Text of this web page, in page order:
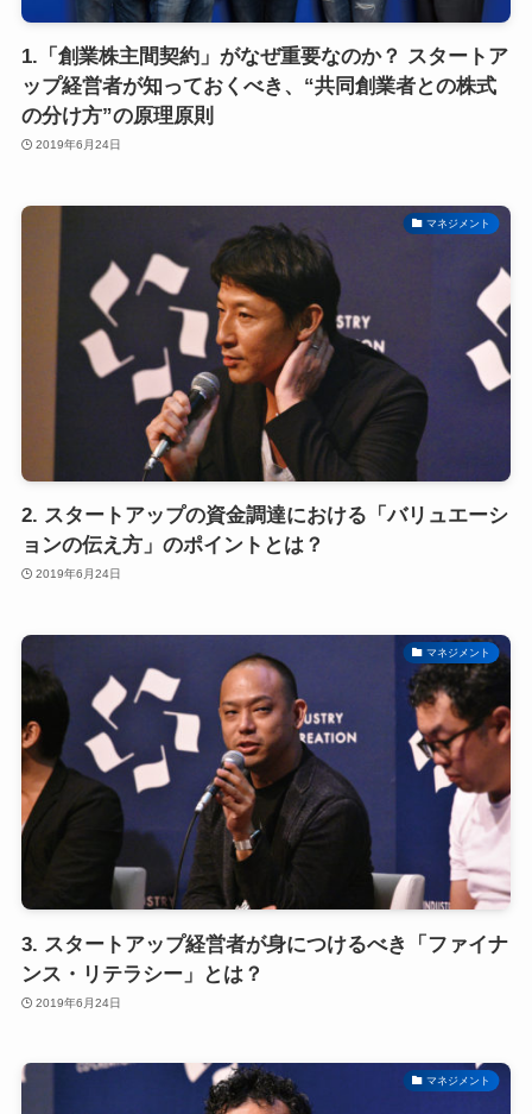
1.「創業株主間契約」がなぜ重要なのか？ スタートア
ップ経営者が知っておくべき、“共同創業者との株式
の分け方”の原理原則
2019年6月24日
マネジメント
2. スタートアップの資金調達における「バリュエーシ
ョンの伝え方」のポイントとは？
2019年6月24日
マネジメント
3. スタートアップ経営者が身につけるべき「ファイナ
ンス・リテラシー」とは？
2019年6月24日
マネジメント